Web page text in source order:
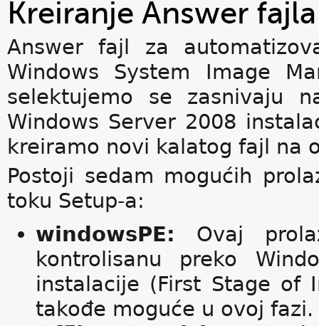
Kreiranje Answer fajla
Answer fajl za
Windows System Image
selektujemo se zasnivaju
Windows Server 2008
kreiramo novi kalatog fajl na
Postoji sedam mogućih
toku Setup-a:
windowsPE: Ovaj
kontrolisanu preko
instalacije (First Stage of
takođe moguće u ovoj fazi.